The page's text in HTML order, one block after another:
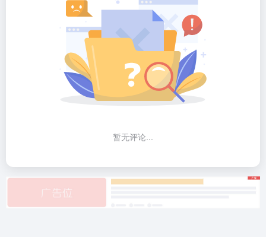
暂无评论...